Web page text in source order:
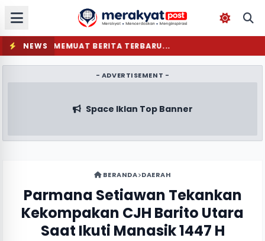
NEWS MEMUAT BERITA TERBARU...
- ADVERTISEMENT -
Space Iklan Top Banner
BERANDA DAERAH
Parmana Setiawan Tekankan
Kekompakan CJH Barito Utara
Saat Ikuti Manasik 1447 H